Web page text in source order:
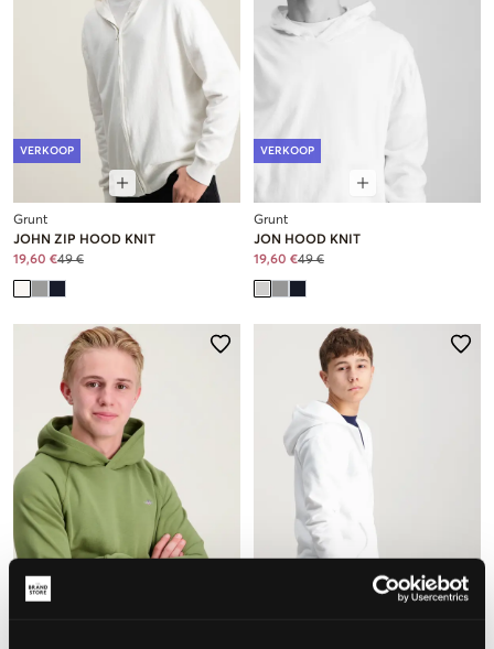
VERKOOP
Grunt
JOHN ZIP HOOD KNIT
19,60 €49 €
VERKOOP
Grunt
JON HOOD KNIT
19,60 €49 €
VERKOOP